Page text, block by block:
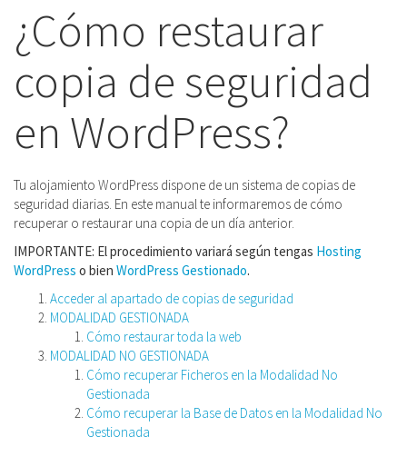
¿Cómo restaurar
copia de seguridad
en WordPress?
Tu alojamiento WordPress dispone de un sistema de copias de
seguridad diarias. En este manual te informaremos de cómo
recuperar o restaurar una copia de un día anterior.
IMPORTANTE: El procedimiento variará según tengas Hosting
WordPress o bien WordPress Gestionado.
Acceder al apartado de copias de seguridad
MODALIDAD GESTIONADA
Cómo restaurar toda la web
MODALIDAD NO GESTIONADA
Cómo recuperar Ficheros en la Modalidad No
Gestionada
Cómo recuperar la Base de Datos en la Modalidad No
Gestionada